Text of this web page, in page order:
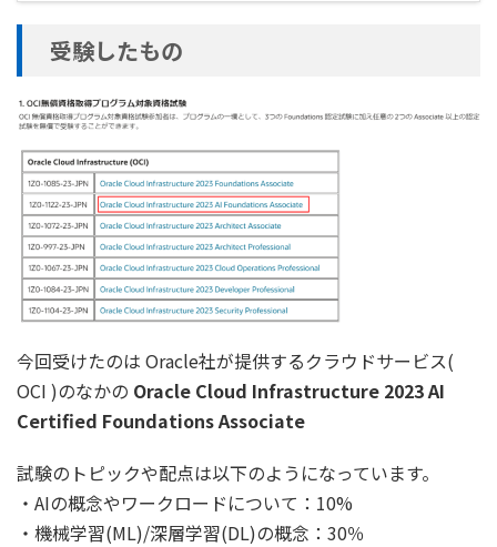
受験したもの
今回受けたのは Oracle社が提供するクラウドサービス(
OCI )のなかの Oracle Cloud Infrastructure 2023 AI
Certified Foundations Associate
試験のトピックや配点は以下のようになっています。
・AIの概念やワークロードについて：10%
・機械学習(ML)/深層学習(DL)の概念：30％